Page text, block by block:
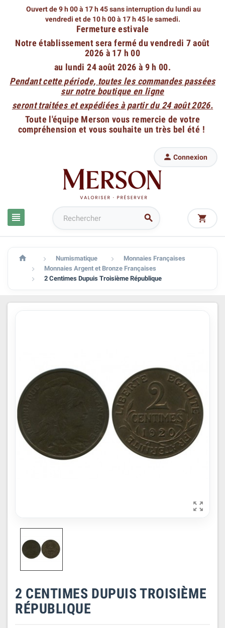
Ouvert de 9 h 00 à 17 h 45 sans interruption du lundi au
vendredi et de 10 h 00 à 17 h 45 le samedi.
Fermeture estivale
Notre établissement sera fermé du vendredi 7 août
2026 à 17 h 00
au lundi 24 août 2026 à 9 h 00.
Pendant cette période, toutes les commandes passées
sur notre boutique en ligne
seront traitées et expédiées à partir du 24 août 2026.
Toute l'équipe Merson vous remercie de votre
compréhension et vous souhaite un très bel été !
 
 Connexion

  Numismatique  Monnaies Françaises
 Monnaies Argent et Bronze Françaises
 2 Centimes Dupuis Troisième République

2 CENTIMES DUPUIS TROISIÈME
RÉPUBLIQUE